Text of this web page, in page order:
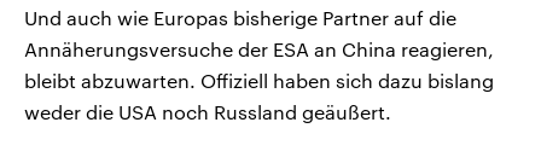
Und auch wie Europas bisherige Partner auf die
Annäherungsversuche der ESA an China reagieren,
bleibt abzuwarten. Offiziell haben sich dazu bislang
weder die USA noch Russland geäußert.